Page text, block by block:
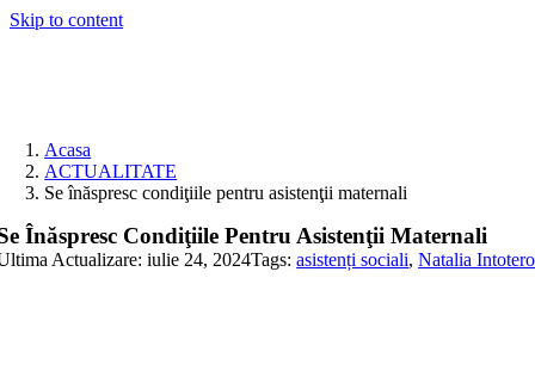
Skip to content
Acasa
ACTUALITATE
Se înăspresc condiţiile pentru asistenţii maternali
Înăspresc Condiţiile Pentru Asistenţii Maternali
Actualizare: iulie 24, 2024Tags:asistenți sociali,Natalia Intotero